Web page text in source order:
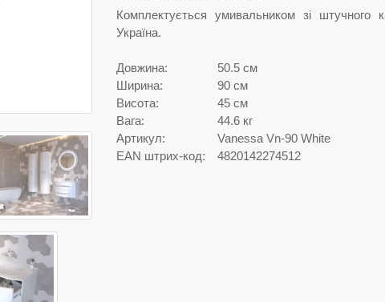
Комплектується умивальником зі штучного
Україна.
Довжина:
50.5 см
Ширина:
90 см
Висота:
45 см
Вага:
44.6 кг
Артикул:
Vanessa Vn-90 White
EAN штрих-код:
4820142274512